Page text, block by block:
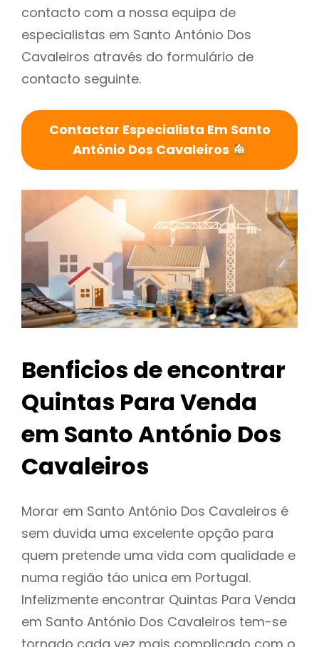
contacto com a nossa equipa de
especialistas em Santo António Dos
Cavaleiros através do formulário de
contacto seguinte.
Contactar Especialista Em Santo
António Dos Cavaleiros
Benficios de encontrar
Quintas Para Venda
em Santo António Dos
Cavaleiros
Morar em Santo António Dos Cavaleiros é
sem duvida uma excelente opção para
quem pretende uma vida com qualidade e
numa região táo unica em Portugal.
Infelizmente encontrar Quintas Para Venda
em Santo António Dos Cavaleiros tem-se